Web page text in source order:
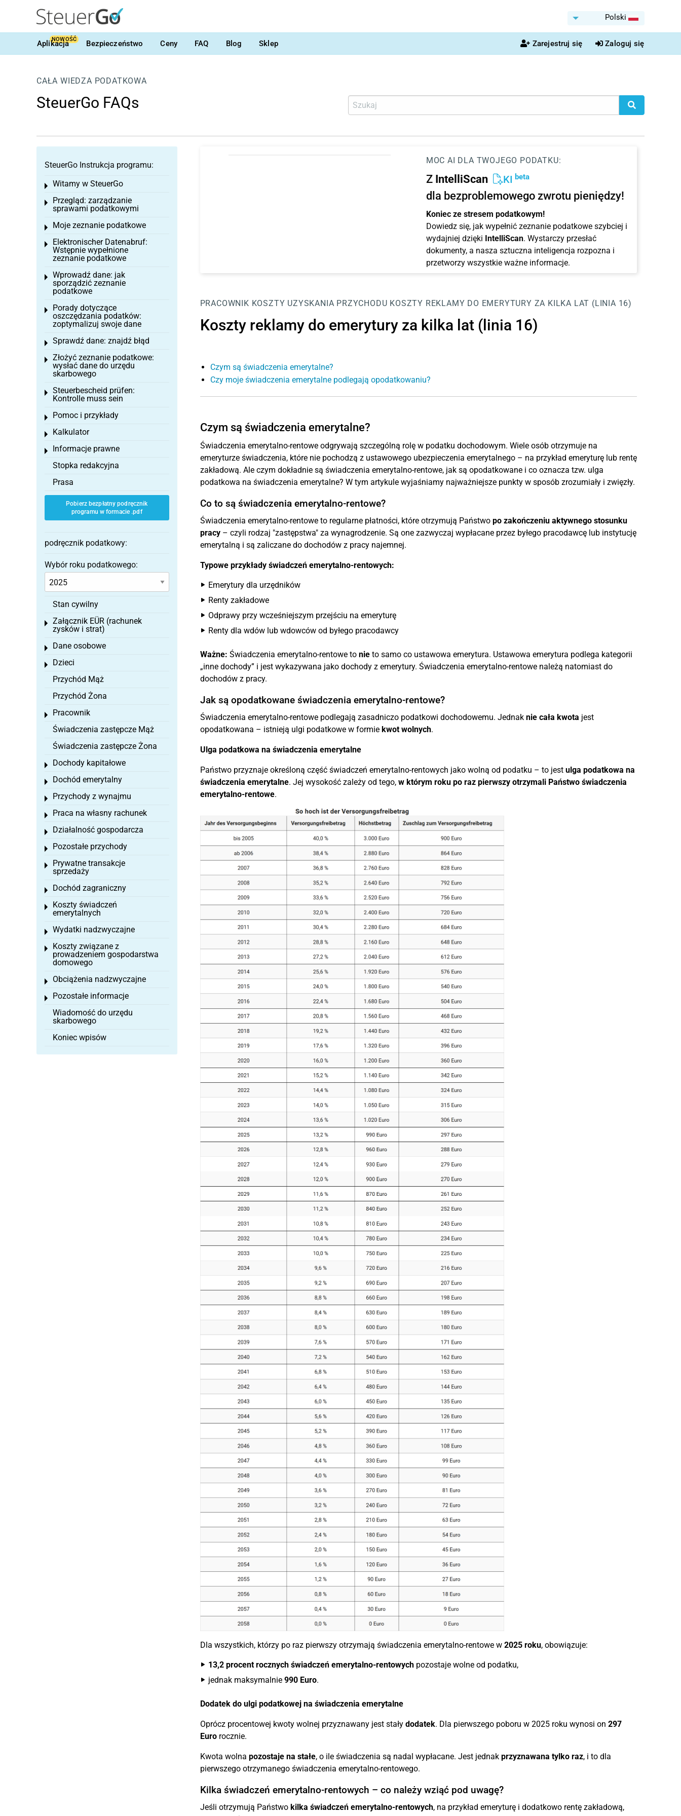
Polski
Aplikacja
NOWOŚĆ Bezpieczeństwo Ceny FAQ Blog Sklep Zarejestruj się Zaloguj się
CAŁA WIEDZA PODATKOWA
SteuerGo FAQs
MOC AI DLA TWOJEGO PODATKU:
Z IntelliScan KI beta
dla bezproblemowego zwrotu pieniędzy!
Koniec ze stresem podatkowym!
Dowiedz się, jak wypełnić zeznanie podatkowe szybciej i
wydajniej dzięki IntelliScan. Wystarczy przesłać
dokumenty, a nasza sztuczna inteligencja rozpozna i
przetworzy wszystkie ważne informacje.
PRACOWNIK KOSZTY UZYSKANIA PRZYCHODU KOSZTY REKLAMY DO EMERYTURY ZA KILKA LAT (LINIA 16)
Koszty reklamy do emerytury za kilka lat (linia 16)
Czym są świadczenia emerytalne?
Czy moje świadczenia emerytalne podlegają opodatkowaniu?
Czym są świadczenia emerytalne?
Świadczenia emerytalno-rentowe odgrywają szczególną rolę w podatku dochodowym. Wiele osób otrzymuje na
emeryturze świadczenia, które nie pochodzą z ustawowego ubezpieczenia emerytalnego – na przykład emeryturę lub rentę
zakładową. Ale czym dokładnie są świadczenia emerytalno-rentowe, jak są opodatkowane i co oznacza tzw. ulga
podatkowa na świadczenia emerytalne? W tym artykule wyjaśniamy najważniejsze punkty w sposób zrozumiały i zwięzły.
Co to są świadczenia emerytalno-rentowe?
Świadczenia emerytalno-rentowe to regularne płatności, które otrzymują Państwo po zakończeniu aktywnego stosunku
pracy– czyli rodzaj "zastępstwa" za wynagrodzenie. Są one zazwyczaj wypłacane przez byłego pracodawcę lub instytucję
emerytalną i są zaliczane do dochodów z pracy najemnej.
Typowe przykłady świadczeń emerytalno-rentowych:
Emerytury dla urzędników
Renty zakładowe
Odprawy przy wcześniejszym przejściu na emeryturę
Renty dla wdów lub wdowców od byłego pracodawcy
Ważne: Świadczenia emerytalno-rentowe to nieto samo co ustawowa emerytura. Ustawowa emerytura podlega kategorii
„inne dochody” i jest wykazywana jako dochody z emerytury. Świadczenia emerytalno-rentowe należą natomiast do
dochodów z pracy.
Jak są opodatkowane świadczenia emerytalno-rentowe?
Świadczenia emerytalno-rentowe podlegają zasadniczo podatkowi dochodowemu. Jednak nie cała kwota jest
opodatkowana – istnieją ulgi podatkowe w formie kwot wolnych.
Ulga podatkowa na świadczenia emerytalne
Państwo przyznaje określoną część świadczeń emerytalno-rentowych jako wolną od podatku – to jest ulga podatkowa na
świadczenia emerytalne. Jej wysokość zależy od tego, w którym roku po raz pierwszy otrzymali Państwo świadczenia
emerytalno-rentowe.
Dla wszystkich, którzy po raz pierwszy otrzymają świadczenia emerytalno-rentowe w 2025 roku, obowiązuje:
13,2 procent rocznych świadczeń emerytalno-rentowychpozostaje wolne od podatku,
jednak maksymalnie 990 Euro.
Dodatek do ulgi podatkowej na świadczenia emerytalne
Oprócz procentowej kwoty wolnej przyznawany jest stały dodatek. Dla pierwszego poboru w 2025 roku wynosi on 297
Eurorocznie.
Kwota wolna pozostaje na stałe, o ile świadczenia są nadal wypłacane. Jest jednak przyznawana tylko raz, i to dla
pierwszego otrzymanego świadczenia emerytalno-rentowego.
Kilka świadczeń emerytalno-rentowych – co należy wziąć pod uwagę?
Jeśli otrzymują Państwo kilka świadczeń emerytalno-rentowych, na przykład emeryturę i dodatkowo rentę zakładową,
SteuerGo Instrukcja programu:
Witamy w SteuerGo
Toggle menu
Przegląd: zarządzanie
sprawami podatkowymi
Toggle menu
Moje zeznanie podatkowe
Toggle menu
Elektronischer Datenabruf:
Wstępnie wypełnione
zeznanie podatkowe
Toggle menu
Wprowadź dane: jak
sporządzić zeznanie
podatkowe
Toggle menu
Porady dotyczące
oszczędzania podatków:
zoptymalizuj swoje dane
Toggle menu
Sprawdź dane: znajdź błąd
Toggle menu
Złożyć zeznanie podatkowe:
wysłać dane do urzędu
skarbowego
Toggle menu
Steuerbescheid prüfen:
Kontrolle muss sein
Toggle menu
Pomoc i przykłady
Toggle menu
Kalkulator
Toggle menu
Informacje prawne
Toggle menu
Stopka redakcyjna
Prasa
Pobierz bezpłatny podręcznik
programu w formacie .pdf
podręcznik podatkowy:
Wybór roku podatkowego:
Stan cywilny
Załącznik EÜR (rachunek
zysków i strat)
Toggle menu
Dane osobowe
Toggle menu
Dzieci
Toggle menu
Przychód Mąż
Przychód Żona
Pracownik
Toggle menu
Świadczenia zastępcze Mąż
Świadczenia zastępcze Żona
Dochody kapitałowe
Toggle menu
Dochód emerytalny
Toggle menu
Przychody z wynajmu
Toggle menu
Praca na własny rachunek
Toggle menu
Działalność gospodarcza
Toggle menu
Pozostałe przychody
Toggle menu
Prywatne transakcje
sprzedaży
Toggle menu
Dochód zagraniczny
Toggle menu
Koszty świadczeń
emerytalnych
Toggle menu
Wydatki nadzwyczajne
Toggle menu
Koszty związane z
prowadzeniem gospodarstwa
domowego
Toggle menu
Obciążenia nadzwyczajne
Toggle menu
Pozostałe informacje
Toggle menu
Wiadomość do urzędu
skarbowego
Koniec wpisów